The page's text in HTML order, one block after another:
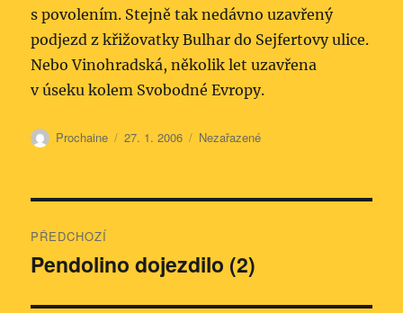
s povolením. Stejně tak nedávno uzavřený
podjezd z křižovatky Bulhar do Sejfertovy ulice.
Nebo Vinohradská, několik let uzavřena
v úseku kolem Svobodné Evropy.
Autor:
Prochaine Publikováno:
27. 1. 2006 Rubriky:
Nezařazené
pro
PŘEDCHOZÍ
Předchozí
Pendolino dojezdilo (2)